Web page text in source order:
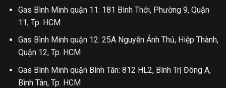
Gas Bình Minh quận 11: 181 Bình Thới, Phường 9, Quận
11, Tp. HCM
Gas Bình Minh quận 12: 25A Nguyễn Ảnh Thủ, Hiệp Thành,
Quận 12, Tp. HCM
Gas Bình Minh quận Bình Tân: 812 HL2, Bình Trị Đông A,
Bình Tân, Tp. HCM